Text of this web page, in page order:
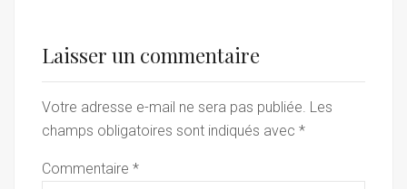
Laisser un commentaire
Votre adresse e-mail ne sera pas publiée. Les
champs obligatoires sont indiqués avec *
Commentaire *